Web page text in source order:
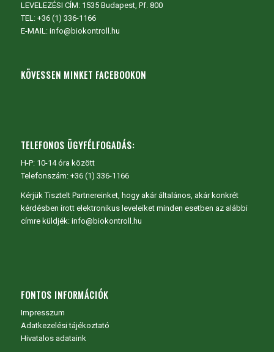
LEVELEZÉSI CÍM: 1535 Budapest, Pf. 800
TEL: +36 (1) 336-1166
E-MAIL: info@biokontroll.hu
KÖVESSEN MINKET FACEBOOKON
TELEFONOS ÜGYFÉLFOGADÁS:
H-P: 10-14 óra között
Telefonszám: +36 (1) 336-1166
Kérjük Tisztelt Partnereinket, hogy akár általános, akár konkrét
kérdésben írott elektronikus leveleiket minden esetben az alábbi
címre küldjék: info@biokontroll.hu
FONTOS INFORMÁCIÓK
Impresszum
Adatkezelési tájékoztató
Hivatalos adataink